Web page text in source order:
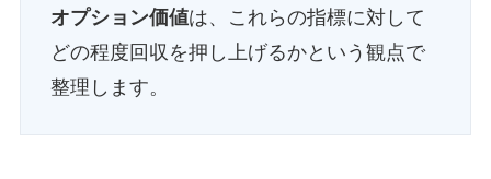
オプション価値は、これらの指標に対して
どの程度回収を押し上げるかという観点で
整理します。